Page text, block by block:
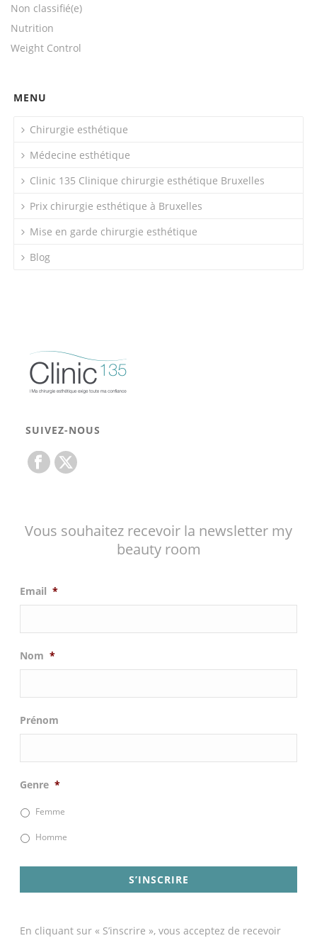
Non classifié(e)
Nutrition
Weight Control
MENU
Chirurgie esthétique
Médecine esthétique
Clinic 135 Clinique chirurgie esthétique Bruxelles
Prix chirurgie esthétique à Bruxelles
Mise en garde chirurgie esthétique
Blog
SUIVEZ-NOUS
Vous souhaitez recevoir la newsletter my
beauty room
Email *
Nom *
Prénom
Genre *
Femme
Homme
En cliquant sur « S’inscrire », vous acceptez de recevoir